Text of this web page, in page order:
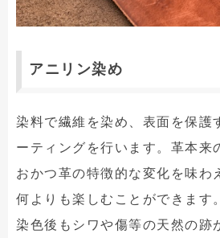
アニリン染め
染料で繊維を染め、表面を保護
ーティングを行います。革本来
おかつ革の特徴的な変化を味わ
何よりも楽しむことができます。
染色後もシワや傷等の天然の跡